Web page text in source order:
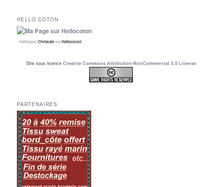
HELLO COTON
RetrouvezChristalxsurHellocoton
Site sous licence Creative Commons Attribution-NonCommercial 3.0 License
PARTENAIRES